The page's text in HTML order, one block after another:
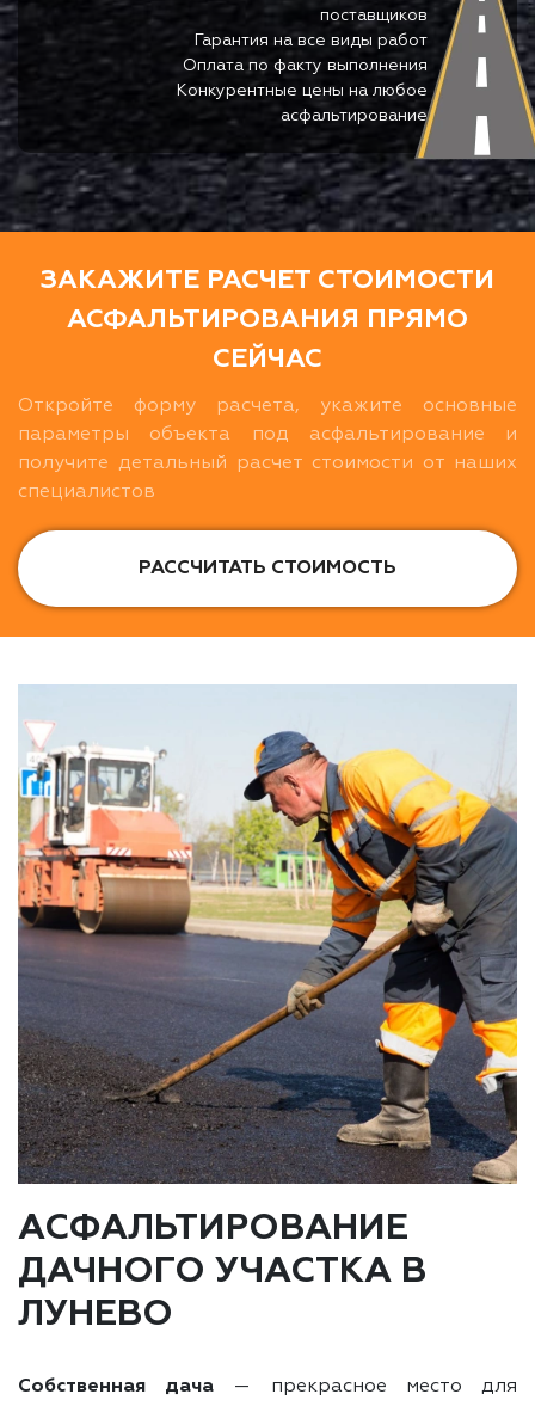
поставщиков
Гарантия на все виды работ
Оплата по факту выполнения
Конкурентные цены на любое
асфальтирование
ЗАКАЖИТЕ РАСЧЕТ СТОИМОСТИ
АСФАЛЬТИРОВАНИЯ ПРЯМО
СЕЙЧАС
Откройте форму расчета, укажите основные
параметры объекта под асфальтирование и
получите детальный расчет стоимости от наших
специалистов
РАССЧИТАТЬ СТОИМОСТЬ
АСФАЛЬТИРОВАНИЕ
ДАЧНОГО УЧАСТКА В
ЛУНЕВО
Собственная дача — прекрасное место для